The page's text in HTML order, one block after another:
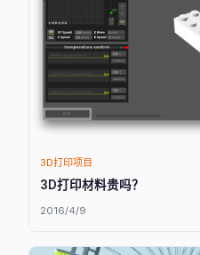
3D打印项目
3D打印材料贵吗？
2016/4/9